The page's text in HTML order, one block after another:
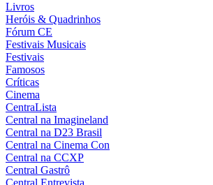
Livros
Heróis & Quadrinhos
Fórum CE
Festivais Musicais
Festivais
Famosos
Críticas
Cinema
CentraLista
Central na Imagineland
Central na D23 Brasil
Central na Cinema Con
Central na CCXP
Central Gastrô
Central Entrevista